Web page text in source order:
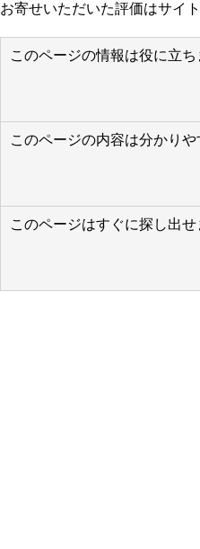
お寄せいただいた評価はサイ
このページの情報は役に立ち
このページの内容は分かり
このページはすぐに探し出